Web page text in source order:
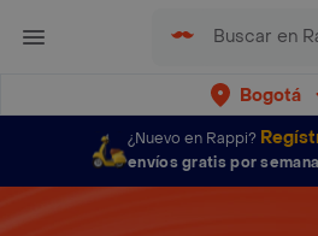
Bogotá
¿Nuevo en Rappi?
envíos gratis por